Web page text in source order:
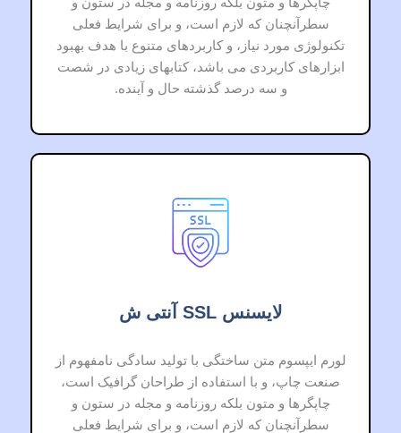
سطرآنچنان که لازم است، و برای شرایط فعلی
تکنولوژی مورد نیاز، و کاربردهای متنوع با هدف بهبود
ابزارهای کاربردی می باشد، کتابهای زیادی در شصت
و سه درصد گذشته حال و آینده.
لایسنس SSL آنتی ش
لورم ایپسوم متن ساختگی با تولید سادگی نامفهوم از
صنعت چاپ، و با استفاده از طراحان گرافیک است،
چاپگرها و متون بلکه روزنامه و مجله در ستون و
سطرآنچنان که لازم است، و برای شرایط فعلی